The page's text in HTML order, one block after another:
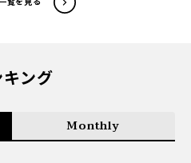
覧を見る
キング
Monthly